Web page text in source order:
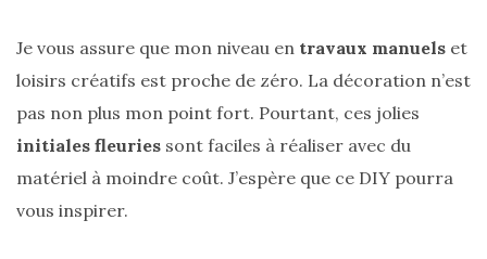
cabas
en
cuir
tressé
Parfois
:
mon
Je vous assure que mon niveau en travaux manuels et
loisirs créatifs est proche de zéro. La décoration n’est
pas non plus mon point fort. Pourtant, ces jolies
initiales fleuries sont faciles à réaliser avec du
matériel à moindre coût. J’espère que ce DIY pourra
vous inspirer.